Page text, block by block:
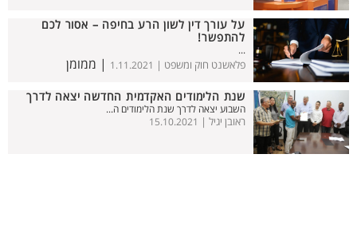
על עורך דין לשון הרע בחיפה – אסור לכם
להתפשר!
...
פלאשנט חוק ומשפט | 1.11.2021 | ממומן
שנת הלימודים האקדמית החדשה יצאה לדרך
השבוע יצאה לדרך שנת הלימודים ה...
ראובן יגיל | 15.10.2021